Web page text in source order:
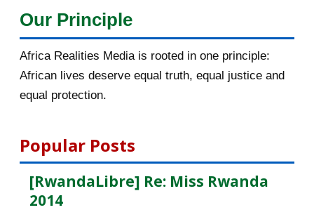
Kagame a trompé les Députés, les
Rwandais et la co...
Diplomacy as a Weapon: How
M23/RDF Offensives Inte...
Burundi: An Indispensable Actor in
Our Principle
Africa Realities Media is rooted in one principle:
African lives deserve equal truth, equal justice and
equal protection.
Popular Posts
[RwandaLibre] Re: Miss Rwanda
2014